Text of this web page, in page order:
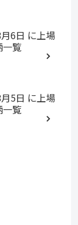
6日 に上場
一覧
5日 に上場
一覧